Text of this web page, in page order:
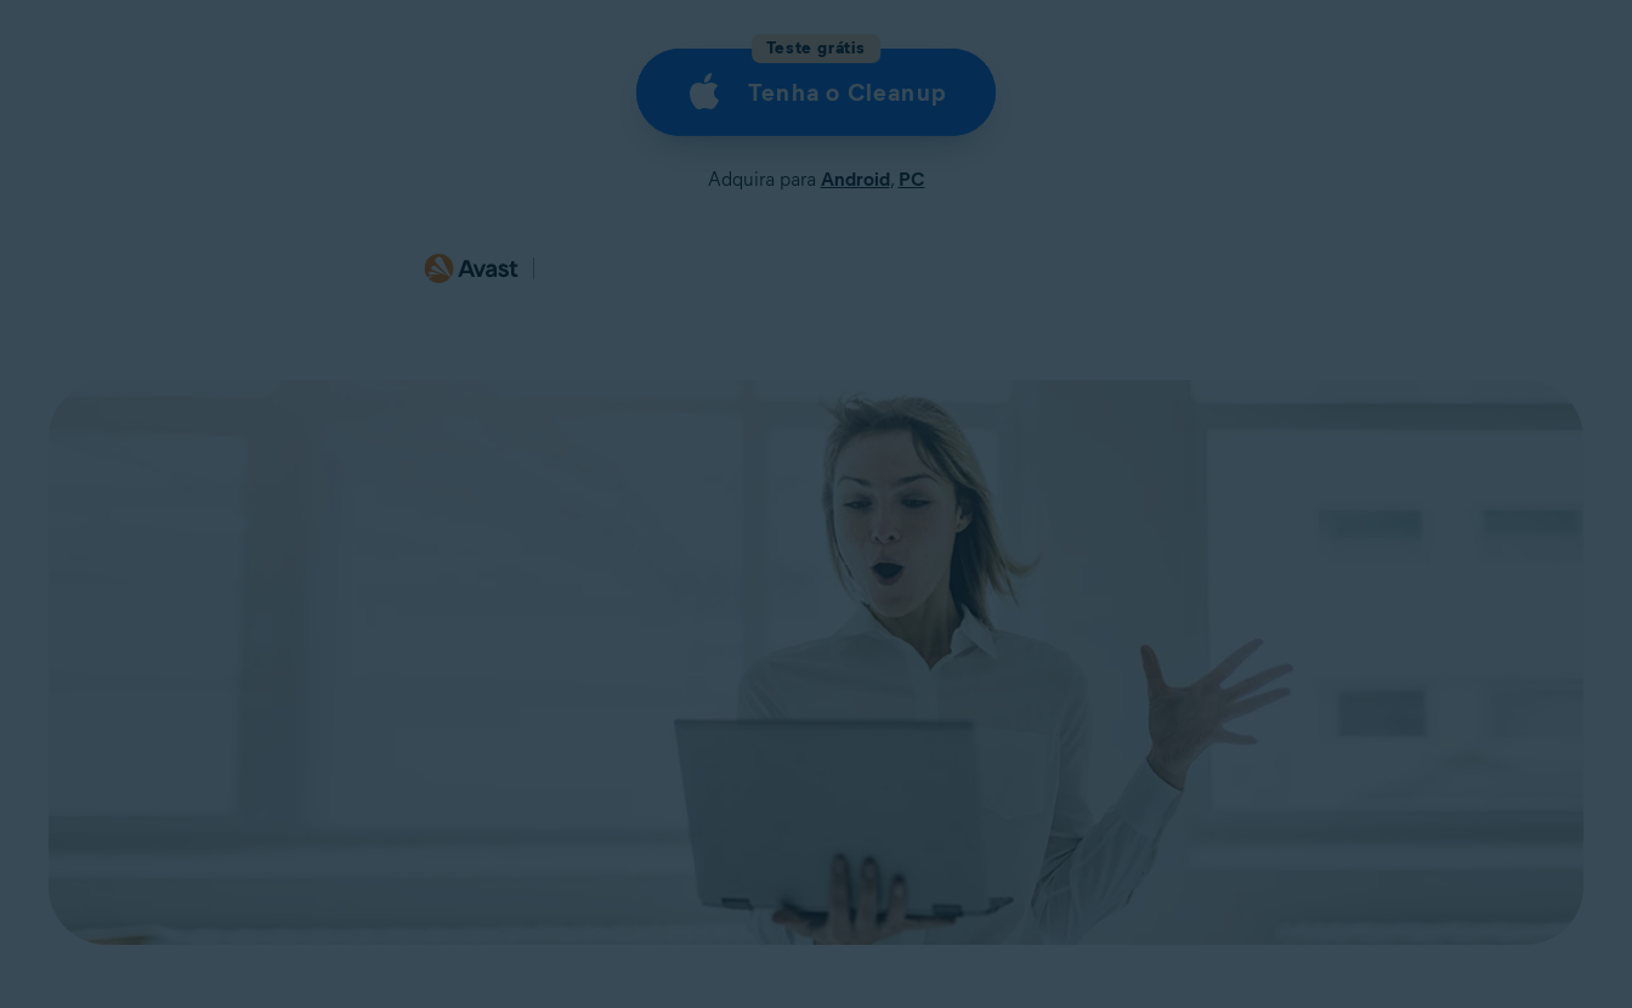
Teste grátis
Tenha o Cleanup
Adquira para Android, PC